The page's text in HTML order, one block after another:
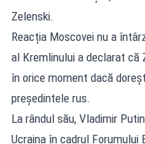
Zelenski.
Reacția Moscovei nu a
al Kremlinului a declarat că
în orice moment dacă
președintele rus.
La rândul său, Vladimir
Ucraina în cadrul Forumului